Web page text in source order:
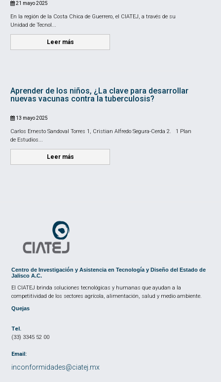
21 mayo 2025
En la región de la Costa Chica de Guerrero, el CIATEJ, a través de su
Unidad de Tecnol...
Leer más
Aprender de los niños, ¿La clave para desarrollar
nuevas vacunas contra la tuberculosis?
13 mayo 2025
Carlos Ernesto Sandoval Torres 1, Cristian Alfredo Segura-Cerda 2. 1 Plan
de Estudios...
Leer más
Centro de Investigación y Asistencia en Tecnología y Diseño del Estado de
Jalisco A.C.
El CIATEJ brinda soluciones tecnológicas y humanas que ayudan a la
competitividad de los sectores agrícola, alimentación, salud y medio ambiente.
Quejas
Tel.
(33) 3345 52 00
Email:
inconformidades@ciatej.mx